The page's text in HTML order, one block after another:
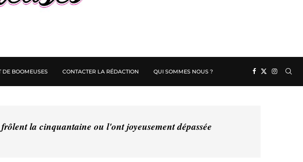
DE BOOMEUSES CONTACTER LA RÉDACTION QUI SOMMES NOUS ?
la cinquantaine ou l'ont joyeusement dépassée